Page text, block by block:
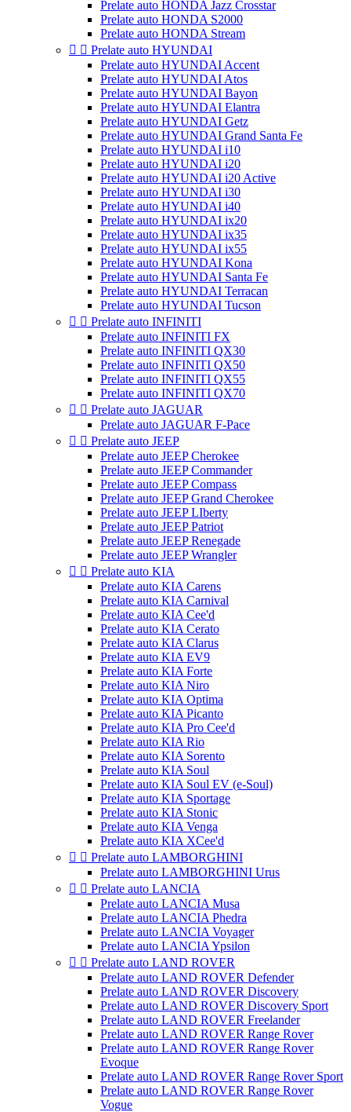
Prelate auto HONDA Jazz Crosstar
Prelate auto HONDA S2000
Prelate auto HONDA Stream
  Prelate auto HYUNDAI
Prelate auto HYUNDAI Accent
Prelate auto HYUNDAI Atos
Prelate auto HYUNDAI Bayon
Prelate auto HYUNDAI Elantra
Prelate auto HYUNDAI Getz
Prelate auto HYUNDAI Grand Santa Fe
Prelate auto HYUNDAI i10
Prelate auto HYUNDAI i20
Prelate auto HYUNDAI i20 Active
Prelate auto HYUNDAI i30
Prelate auto HYUNDAI i40
Prelate auto HYUNDAI ix20
Prelate auto HYUNDAI ix35
Prelate auto HYUNDAI ix55
Prelate auto HYUNDAI Kona
Prelate auto HYUNDAI Santa Fe
Prelate auto HYUNDAI Terracan
Prelate auto HYUNDAI Tucson
  Prelate auto INFINITI
Prelate auto INFINITI FX
Prelate auto INFINITI QX30
Prelate auto INFINITI QX50
Prelate auto INFINITI QX55
Prelate auto INFINITI QX70
  Prelate auto JAGUAR
Prelate auto JAGUAR F-Pace
  Prelate auto JEEP
Prelate auto JEEP Cherokee
Prelate auto JEEP Commander
Prelate auto JEEP Compass
Prelate auto JEEP Grand Cherokee
Prelate auto JEEP LIberty
Prelate auto JEEP Patriot
Prelate auto JEEP Renegade
Prelate auto JEEP Wrangler
  Prelate auto KIA
Prelate auto KIA Carens
Prelate auto KIA Carnival
Prelate auto KIA Cee'd
Prelate auto KIA Cerato
Prelate auto KIA Clarus
Prelate auto KIA EV9
Prelate auto KIA Forte
Prelate auto KIA Niro
Prelate auto KIA Optima
Prelate auto KIA Picanto
Prelate auto KIA Pro Cee'd
Prelate auto KIA Rio
Prelate auto KIA Sorento
Prelate auto KIA Soul
Prelate auto KIA Soul EV (e-Soul)
Prelate auto KIA Sportage
Prelate auto KIA Stonic
Prelate auto KIA Venga
Prelate auto KIA XCee'd
  Prelate auto LAMBORGHINI
Prelate auto LAMBORGHINI Urus
  Prelate auto LANCIA
Prelate auto LANCIA Musa
Prelate auto LANCIA Phedra
Prelate auto LANCIA Voyager
Prelate auto LANCIA Ypsilon
  Prelate auto LAND ROVER
Prelate auto LAND ROVER Defender
Prelate auto LAND ROVER Discovery
Prelate auto LAND ROVER Discovery Sport
Prelate auto LAND ROVER Freelander
Prelate auto LAND ROVER Range Rover
Prelate auto LAND ROVER Range Rover
Evoque
Prelate auto LAND ROVER Range Rover Sport
Prelate auto LAND ROVER Range Rover
Vogue